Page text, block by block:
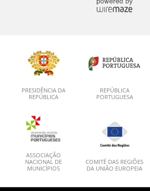
PRESIDÊNCIA DA
REPÚBLICA
REPÚBLICA
PORTUGUESA
ASSOCIAÇÃO
NACIONAL DE
MUNICÍPIOS
COMITÉ DAS REGIÕES
DA UNIÃO EUROPEIA